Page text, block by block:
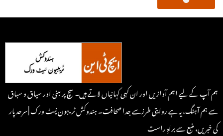
ہم آپ کے لیے اہم آوازیں اور ان کہی کہانیاں لاتے ہیں۔ سچ پر مبنی اور سیاق و سباق
سے ہم آہنگ، یہ ہے روایتی طرزسے جدا صحافت۔ ہندوکش ٹریبون نیٹ ورک | سرحد پار
کی خبریں، منبع سے براہِ راست